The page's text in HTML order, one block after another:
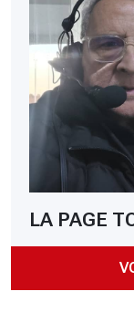
LA PAGE